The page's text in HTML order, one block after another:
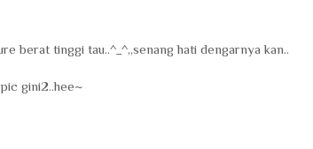
berat tinggi tau..^_^,,senang hati dengarnya kan..
gini2..hee~